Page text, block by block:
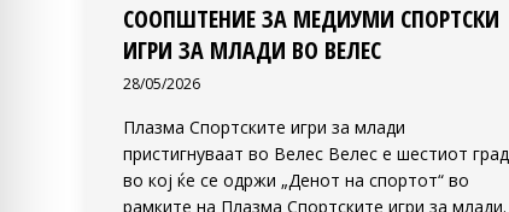
СООПШТЕНИЕ ЗА МЕДИУМИ СПОРТСКИ
ИГРИ ЗА МЛАДИ ВО ВЕЛЕС
28/05/2026
Плазма Спортските игри за млади
пристигнуваат во Велес Велес е шестиот град
во кој ќе се одржи „Денот на спортот“ во
рамките на Плазма Спортските игри за млади.